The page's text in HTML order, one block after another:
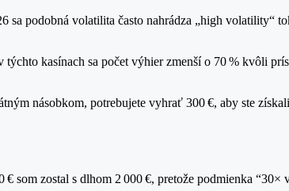
sa podobná volatilita často nahrádza „high volatility“
kasínach sa počet výhier zmenší o 70 % kvôli
násobkom, potrebujete vyhrať 300 €, aby ste
som zostal s dlhom 2 000 €, pretože podmienka